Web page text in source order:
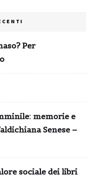
Per
memorie e
Senese –
sociale dei libri